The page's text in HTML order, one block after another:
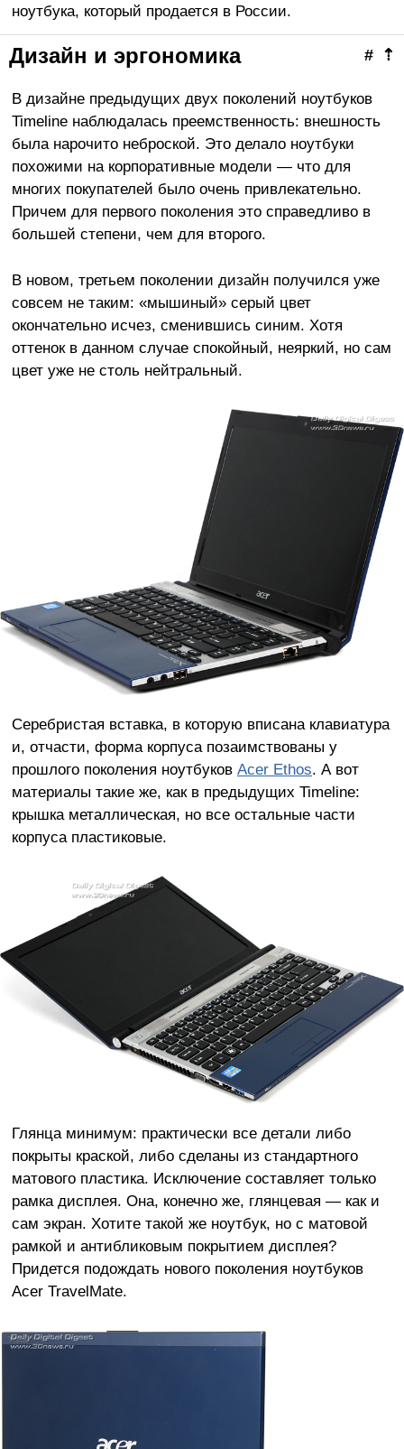
ноутбука, который продается в России.
⇡
#
Дизайн и эргономика
В дизайне предыдущих двух поколений ноутбуков
Timeline наблюдалась преемственность: внешность
была нарочито неброской. Это делало ноутбуки
похожими на корпоративные модели — что для
многих покупателей было очень привлекательно.
Причем для первого поколения это справедливо в
большей степени, чем для второго.
В новом, третьем поколении дизайн получился уже
совсем не таким: «мышиный» серый цвет
окончательно исчез, сменившись синим. Хотя
оттенок в данном случае спокойный, неяркий, но сам
цвет уже не столь нейтральный.
Серебристая вставка, в которую вписана клавиатура
и, отчасти, форма корпуса позаимствованы у
прошлого поколения ноутбуков Acer Ethos. А вот
материалы такие же, как в предыдущих Timeline:
крышка металлическая, но все остальные части
корпуса пластиковые.
Глянца минимум: практически все детали либо
покрыты краской, либо сделаны из стандартного
матового пластика. Исключение составляет только
рамка дисплея. Она, конечно же, глянцевая — как и
сам экран. Хотите такой же ноутбук, но с матовой
рамкой и антибликовым покрытием дисплея?
Придется подождать нового поколения ноутбуков
Acer TravelMate.